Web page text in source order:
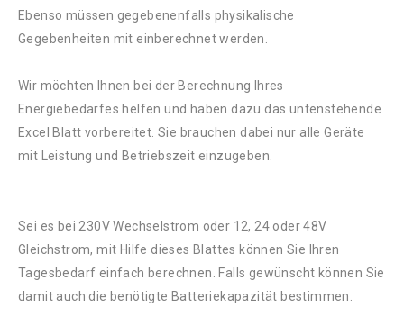
Ebenso müssen gegebenenfalls physikalische
Gegebenheiten mit einberechnet werden.
Wir möchten Ihnen bei der Berechnung Ihres
Energiebedarfes helfen und haben dazu das untenstehende
Excel Blatt vorbereitet. Sie brauchen dabei nur alle Geräte
mit Leistung und Betriebszeit einzugeben.
Sei es bei 230V Wechselstrom oder 12, 24 oder 48V
Gleichstrom, mit Hilfe dieses Blattes können Sie Ihren
Tagesbedarf einfach berechnen. Falls gewünscht können Sie
damit auch die benötigte Batteriekapazität bestimmen.